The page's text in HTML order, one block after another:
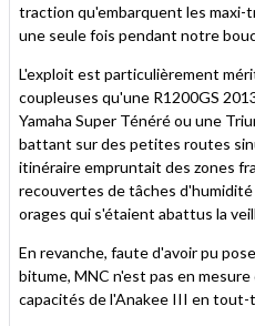
traction qu'embarquent les maxi-
une seule fois pendant notre
L'exploit est particulièrement
coupleuses qu'une R1200GS
Yamaha Super Ténéré ou une
battant sur des petites routes
itinéraire empruntait des zones
recouvertes de tâches
orages qui s'étaient abattus la
En revanche, faute d'avoir pu
bitume, MNC n'est pas en
capacités de l'Anakee III en tout-